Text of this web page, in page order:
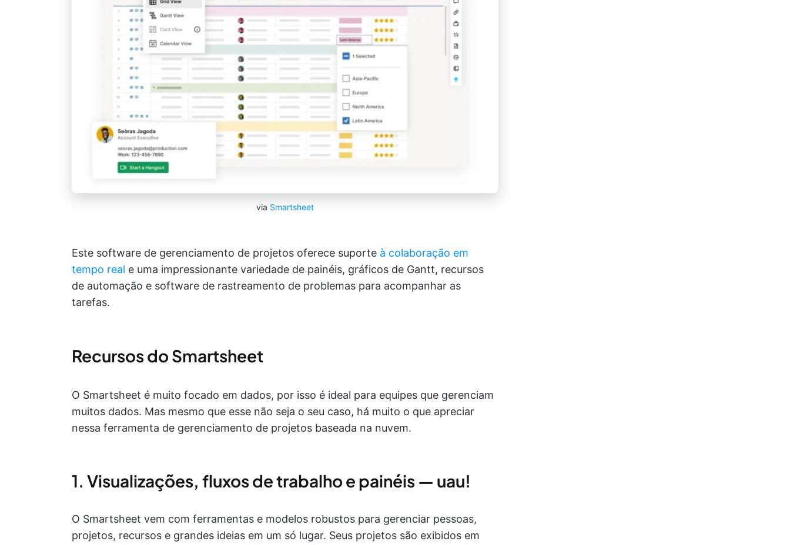
via Smartsheet
Este software de gerenciamento de projetos oferece suporte à colaboração em
tempo real e uma impressionante variedade de painéis, gráficos de Gantt, recursos
de automação e software de rastreamento de problemas para acompanhar as
tarefas.
Recursos do Smartsheet
O Smartsheet é muito focado em dados, por isso é ideal para equipes que gerenciam
muitos dados. Mas mesmo que esse não seja o seu caso, há muito o que apreciar
nessa ferramenta de gerenciamento de projetos baseada na nuvem.
1. Visualizações, fluxos de trabalho e painéis — uau!
O Smartsheet vem com ferramentas e modelos robustos para gerenciar pessoas,
projetos, recursos e grandes ideias em um só lugar. Seus projetos são exibidos em